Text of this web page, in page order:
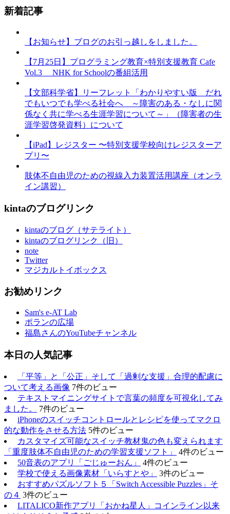
新着記事
【お知らせ】ブログのお引っ越しをしました。
【7月25日】プログラミング教育×特別支援教育 Cafe
Vol.3 NHK for Schoolの番組活用
【文部科学省】リーフレット「わかりやすい版 だれ
でもいつでも学べる社会へ ～障害のある・なしに関
係なく共に学べる生涯学習について～」（障害者の生
涯学習啓発資料）について
【iPad】レジスター 〜特別支援学校向けレジスターア
プリ〜
肢体不自由児のための視線入力装置活用講座（オンラ
イン講習）
kintaのブログリンク
kintaのブログ（サテライト）
kintaのブログリンク（旧）
note
Twitter
マジカルトイボックス
お勧めリンク
Sam's e-AT Lab
ポランの広場
福島さんのYouTubeチャンネル
本日の人気記事
「平等」と「公正」そして「過剰な支援」合理的配慮に
ついて考える画像 7件のビュー
テキストマイニングサイトで言葉の頻度を可視化してみ
ました。
7件のビュー
iPhoneのスイッチコントロールとレシピを使ってマクロ
的な動作をさせる方法 5件のビュー
カスタマイズ可能なスイッチ教材鬼の色も変えられます
「重度肢体不自由児のための学習支援ソフト」
4件のビュー
50音表のアプリ「ごじゅーおん」
4件のビュー
学校で使える画像素材「いらすとや」
3件のビュー
おすすめパズルソフト５「Switch Accessible Puzzles」そ
の４ 3件のビュー
LITALICO新作アプリ「おかね星人」コインライン以来